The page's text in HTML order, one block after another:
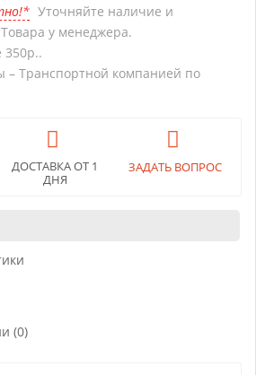
Уточняйте наличие и
Товара у менеджера.
350р..
– Транспортной компанией по
ДОСТАВКА ОТ 1
ДНЯ
ЗАДАТЬ ВОПРОС
(0)